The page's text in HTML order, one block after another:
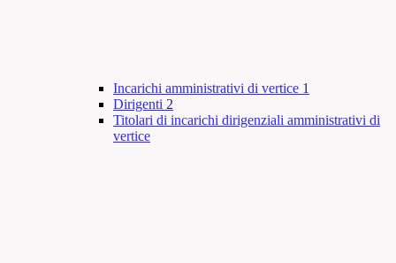
Incarichi amministrativi di vertice 1
Dirigenti 2
Titolari di incarichi dirigenziali amministrativi di
vertice